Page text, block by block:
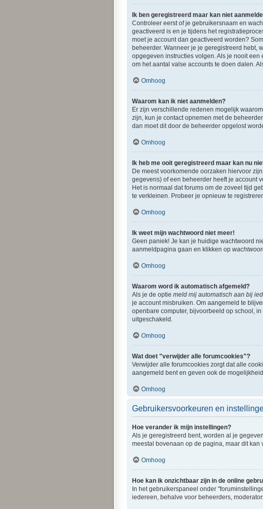
Ik ben geregistreerd maar kan niet
Controleer eerst of je gebruikersnaam en
geactiveerd is en je tijdens het
moet je account dan geactiveerd worden?
beheerder. Wanneer je je geregistreerd hebt,
opgegeven instructies volgen. Als je nooit
om het aantal valse accounts te doen dalen.
Omhoog
Waarom kan ik niet aanmelden?
Er zijn verschillende redenen mogelijk
zijn, kun je contact opnemen met de
dan moet dit door de beheerder opgelost
Omhoog
Ik heb me ooit geregistreerd maar kan nu
De meest voorkomende oorzaken hiervoor
gegevens) of een beheerder heeft je account
Het is normaal dat forums om de zoveel tijd
te verkleinen. Probeer je opnieuw te
Omhoog
Ik weet mijn wachtwoord niet meer!
Geen paniek! Je kan je huidige wachtwoord
aanmeldpagina gaan en klikken op
Omhoog
Waarom word ik automatisch afgemeld?
Als je de optie meld mij automatisch aan bij
je account misbruiken. Om aangemeld te
openbare computer, bijvoorbeeld op school,
uitgeschakeld.
Omhoog
Wat doet "verwijder alle forumcookies"?
Verwijder alle forumcookies zorgt dat alle
aangemeld bent en geven ook de
Omhoog
Gebruikersvoorkeuren en
Hoe verander ik mijn instellingen?
Als je geregistreerd bent, worden al je
meestal bovenaan op de pagina, maar dit
Omhoog
Hoe kan ik onzichtbaar zijn in de online
In het gebruikerspaneel onder
iedereen, behalve voor beheerders,